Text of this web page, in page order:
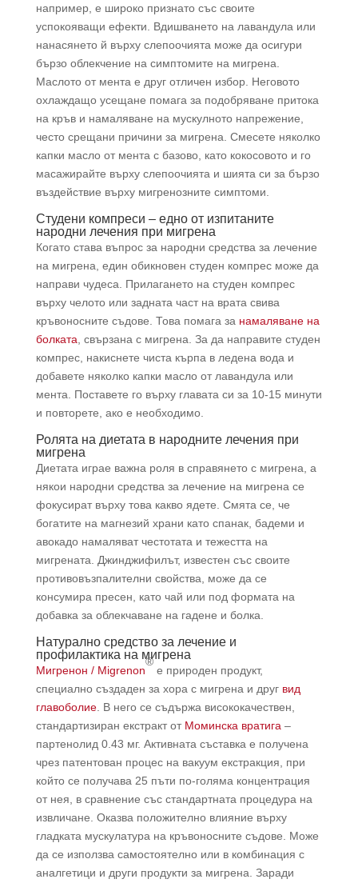
например, е широко признато със своите
успокояващи ефекти. Вдишването на лавандула или
нанасянето й върху слепоочията може да осигури
бързо облекчение на симптомите на мигрена.
Маслото от мента е друг отличен избор. Неговото
охлаждащо усещане помага за подобряване притока
на кръв и намаляване на мускулното напрежение,
често срещани причини за мигрена. Смесете няколко
капки масло от мента с базово, като кокосовото и го
масажирайте върху слепоочията и шията си за бързо
въздействие върху мигренозните симптоми.
Студени компреси – едно от изпитаните
народни лечения при мигрена
Когато става въпрос за народни средства за лечение
на мигрена, един обикновен студен компрес може да
направи чудеса. Прилагането на студен компрес
върху челото или задната част на врата свива
кръвоносните съдове. Това помага за намаляване на
болката , свързана с мигрена. За да направите студен
компрес, накиснете чиста кърпа в ледена вода и
добавете няколко капки масло от лавандула или
мента. Поставете го върху главата си за 10-15 минути
и повторете, ако е необходимо.
Ролята на диетата в народните лечения при
мигрена
Диетата играе важна роля в справянето с мигрена, а
някои народни средства за лечение на мигрена се
фокусират върху това какво ядете. Смята се, че
богатите на магнезий храни като спанак, бадеми и
авокадо намаляват честотата и тежестта на
мигрената. Джинджифилът, известен със своите
противовъзпалителни свойства, може да се
консумира пресен, като чай или под формата на
добавка за облекчаване на гадене и болка.
Натурално средство за лечение и
профилактика на мигрена
Мигренон / Migrenon
®
е природен продукт,
специално създаден за хора с мигрена и друг вид
главоболие. В него се съдържа висококачествен,
стандартизиран екстракт от Моминска вратига –
партенолид 0.43 мг. Активната съставка е получена
чрез патентован процес на вакуум екстракция, при
който се получава 25 пъти по-голяма концентрация
от нея, в сравнение със стандартната процедура на
извличане. Оказва положително влияние върху
гладката мускулатура на кръвоносните съдове. Може
да се използва самостоятелно или в комбинация с
аналгетици и други продукти за мигрена. Заради